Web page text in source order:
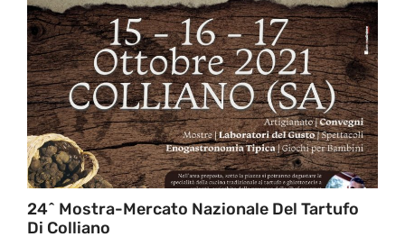
24^ Mostra-Mercato Nazionale Del Tartufo
Di Colliano